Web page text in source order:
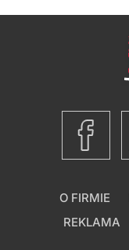
O FIRMIE
REKLAMA